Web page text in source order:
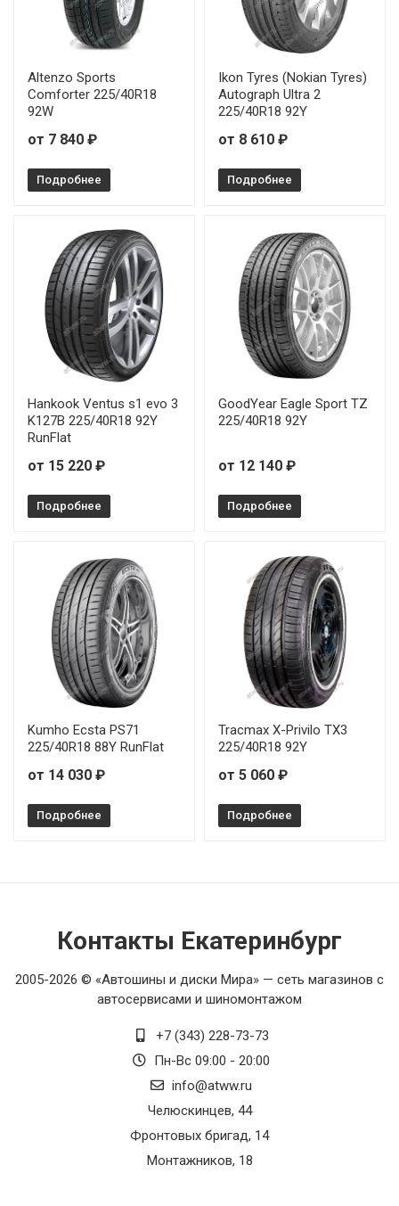
Altenzo Sports
Comforter 225/40R18
92W
от 7 840 ₽
Подробнее
Ikon Tyres (Nokian Tyres)
Autograph Ultra 2
225/40R18 92Y
от 8 610 ₽
Подробнее
Hankook Ventus s1 evo 3
K127B 225/40R18 92Y
RunFlat
от 15 220 ₽
Подробнее
GoodYear Eagle Sport TZ
225/40R18 92Y
от 12 140 ₽
Подробнее
Kumho Ecsta PS71
225/40R18 88Y RunFlat
от 14 030 ₽
Подробнее
Tracmax X-Privilo TX3
225/40R18 92Y
от 5 060 ₽
Подробнее
Контакты Екатеринбург
2005-2026 © «Автошины и диски Мира» — сеть магазинов с
автосервисами и шиномонтажом
+7 (343) 228-73-73
Пн-Вс 09:00 - 20:00
info@atww.ru
Челюскинцев, 44
Фронтовых бригад, 14
Монтажников, 18